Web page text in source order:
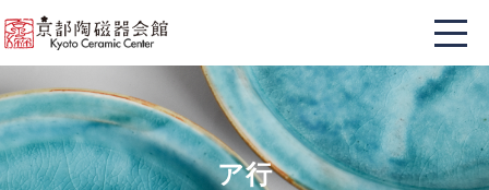
ア行